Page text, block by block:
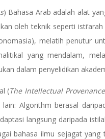
) Bahasa Arab adalah alat
oleh teknik seperti
melatih penutur
yang mendalam,
dalam penyelidikan
(The Intellectual Provenance
Algorithm berasal
langsung daripada
bahasa ilmu sejagat